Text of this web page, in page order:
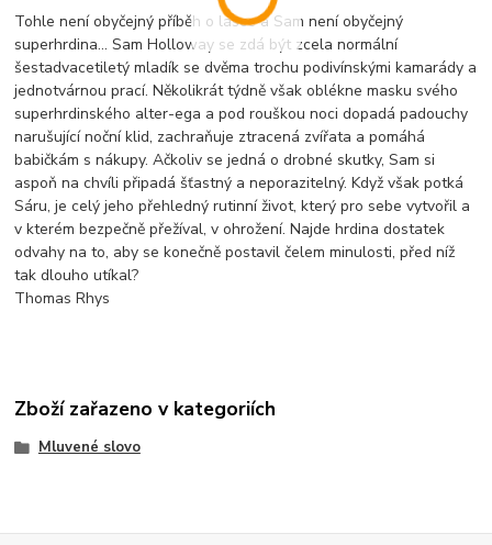
Tohle není obyčejný příběh o lásce a Sam není obyčejný
superhrdina... Sam Holloway se zdá být zcela normální
šestadvacetiletý mladík se dvěma trochu podivínskými kamarády a
jednotvárnou prací. Několikrát týdně však oblékne masku svého
superhrdinského alter-ega a pod rouškou noci dopadá padouchy
narušující noční klid, zachraňuje ztracená zvířata a pomáhá
babičkám s nákupy. Ačkoliv se jedná o drobné skutky, Sam si
aspoň na chvíli připadá šťastný a neporazitelný. Když však potká
Sáru, je celý jeho přehledný rutinní život, který pro sebe vytvořil a
v kterém bezpečně přežíval, v ohrožení. Najde hrdina dostatek
odvahy na to, aby se konečně postavil čelem minulosti, před níž
tak dlouho utíkal?
Thomas Rhys
Zboží zařazeno v kategoriích
Mluvené slovo